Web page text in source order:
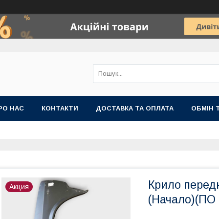
НАС КОНТАКТИ ДОСТАВКА ТА ОПЛАТА ОБМІН
Акция
Крило